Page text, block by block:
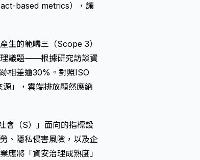
based metrics），讓
生的範疇三（Scope 3）
理議題——根據研究訪談資
相差逾30%。對照ISO
」，雲端排放顯然應納
會（S）」面向的指標設
、隱私侵害風險，以及企
應將「資安治理成熟度」